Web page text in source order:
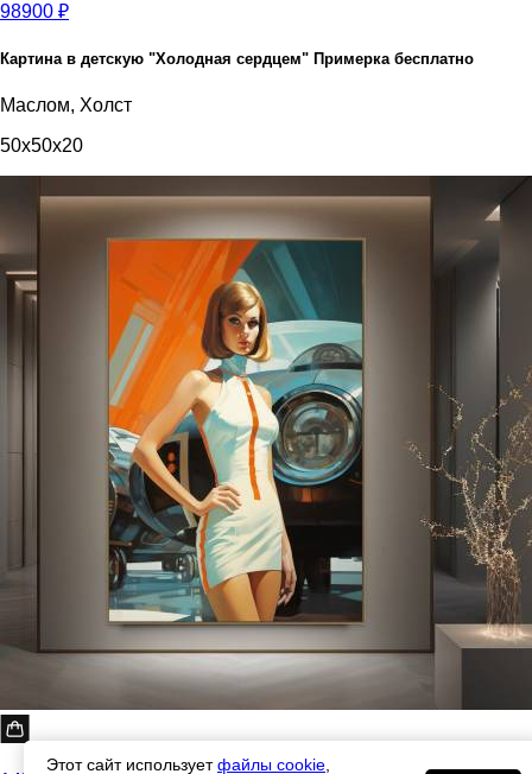
98900 ₽
Картина в детскую "Холодная сердцем" Примерка бесплатно
Маслом, Холст
50x50x20
Этот сайт используетфайлы cookie